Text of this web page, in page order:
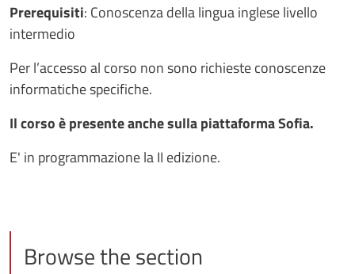
Prerequisiti: Conoscenza della lingua inglese livello
intermedio
Per l’accesso al corso non sono richieste conoscenze
informatiche specifiche.
Il corso è presente anche sulla piattaforma Sofia.
E' in programmazione la II edizione.
Browse the section